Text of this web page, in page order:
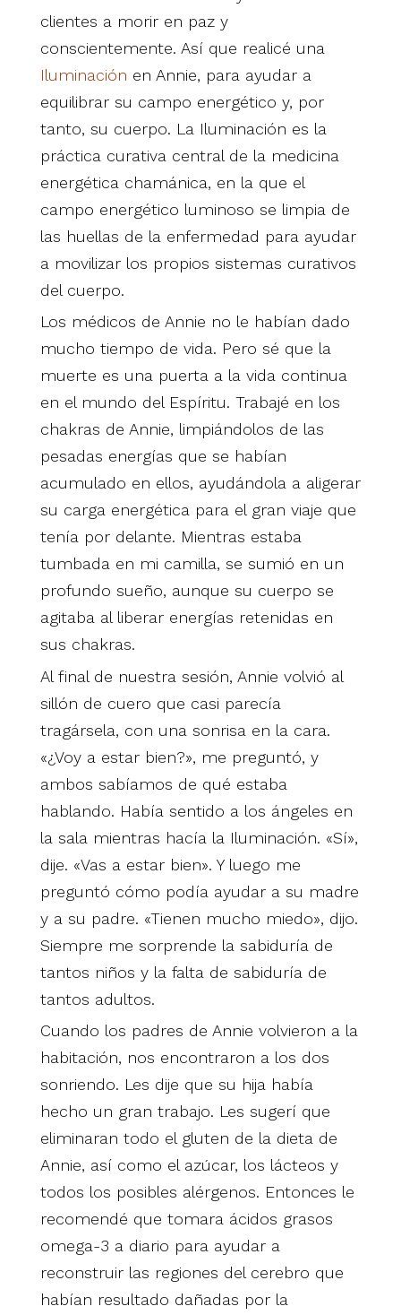
clientes a morir en paz y
conscientemente. Así que realicé una
Iluminación en Annie, para ayudar a
equilibrar su campo energético y, por
tanto, su cuerpo. La Iluminación es la
práctica curativa central de la medicina
energética chamánica, en la que el
campo energético luminoso se limpia de
las huellas de la enfermedad para ayudar
a movilizar los propios sistemas curativos
del cuerpo.
Los médicos de Annie no le habían dado
mucho tiempo de vida. Pero sé que la
muerte es una puerta a la vida continua
en el mundo del Espíritu. Trabajé en los
chakras de Annie, limpiándolos de las
pesadas energías que se habían
acumulado en ellos, ayudándola a aligerar
su carga energética para el gran viaje que
tenía por delante. Mientras estaba
tumbada en mi camilla, se sumió en un
profundo sueño, aunque su cuerpo se
agitaba al liberar energías retenidas en
sus chakras.
Al final de nuestra sesión, Annie volvió al
sillón de cuero que casi parecía
tragársela, con una sonrisa en la cara.
«¿Voy a estar bien?», me preguntó, y
ambos sabíamos de qué estaba
hablando. Había sentido a los ángeles en
la sala mientras hacía la Iluminación. «Sí»,
dije. «Vas a estar bien». Y luego me
preguntó cómo podía ayudar a su madre
y a su padre. «Tienen mucho miedo», dijo.
Siempre me sorprende la sabiduría de
tantos niños y la falta de sabiduría de
tantos adultos.
Cuando los padres de Annie volvieron a la
habitación, nos encontraron a los dos
sonriendo. Les dije que su hija había
hecho un gran trabajo. Les sugerí que
eliminaran todo el gluten de la dieta de
Annie, así como el azúcar, los lácteos y
todos los posibles alérgenos. Entonces le
recomendé que tomara ácidos grasos
omega-3 a diario para ayudar a
reconstruir las regiones del cerebro que
habían resultado dañadas por la